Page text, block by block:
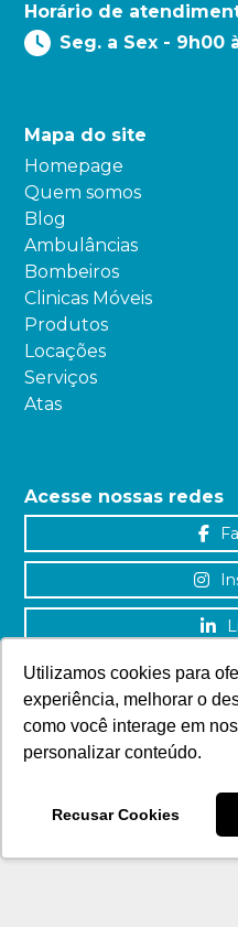
Utilizamos cookies para
experiência, melhorar o
como você interage em
personalizar conteúdo.
Recusar Cookies
Horário de
Seg. a Sex - 9h00
Mapa do site
Homepage
Quem somos
Blog
Ambulâncias
Bombeiros
Clinicas Móveis
Produtos
Locações
Serviços
Atas
Acesse nossas redes